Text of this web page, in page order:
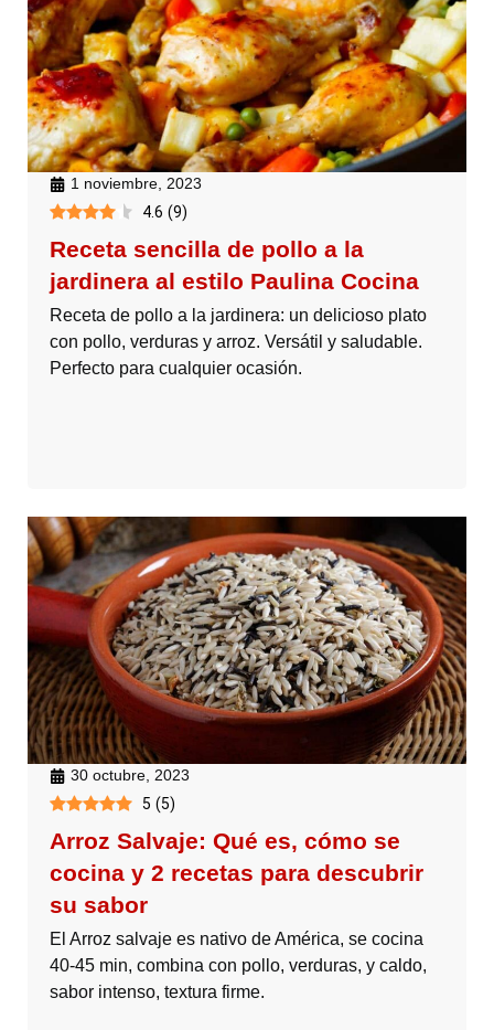
1 noviembre, 2023
4.6 (9)
Receta sencilla de pollo a la
jardinera al estilo Paulina Cocina
Receta de pollo a la jardinera: un delicioso plato
con pollo, verduras y arroz. Versátil y saludable.
Perfecto para cualquier ocasión.
30 octubre, 2023
5 (5)
Arroz Salvaje: Qué es, cómo se
cocina y 2 recetas para descubrir
su sabor
El Arroz salvaje es nativo de América, se cocina
40-45 min, combina con pollo, verduras, y caldo,
sabor intenso, textura firme.